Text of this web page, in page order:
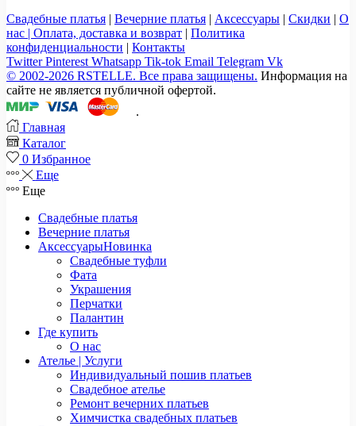
Свадебные платья
Вечерние платья Аксессуары Скидки
О
нас | Оплата, доставка и возврат
Политика
конфиденциальности
Контакты
Twitter Pinterest Whatsapp Tik-tok Email Telegram Vk
© 2002-2026 RSTELLE. Все права защищены. Информация на
сайте не является публичной офертой.
.
Главная
Каталог
0 Избранное
Еще
Еще
Свадебные платья
Вечерние платья
АксессуарыНовинка
Свадебные туфли
Фата
Украшения
Перчатки
Палантин
Где купить
О нас
Ателье | Услуги
Индивидуальный пошив платьев
Свадебное ателье
Ремонт вечерних платьев
Химчистка свадебных платьев